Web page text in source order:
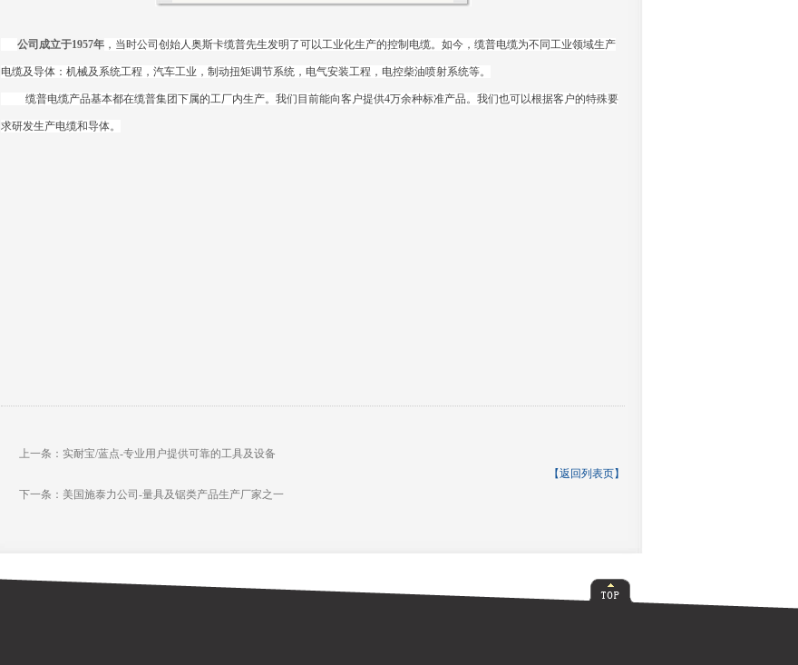
公司成立于1957年 ，当时公司创始人奥斯卡缆普先生发明了可以工业化生产的控制电缆。如今，缆普电缆为不同工业领域生产
电缆及导体：机械及系统工程，汽车工业，制动扭矩调节系统，电气安装工程，电控柴油喷射系统等。
缆普电缆产品基本都在缆普集团下属的工厂内生产。我们目前能向客户提供4万余种标准产品。我们也可以根据客户的特殊要
求研发生产电缆和导体。
上一条：实耐宝/蓝点-专业用户提供可靠的工具及设备
下一条：美国施泰力公司-量具及锯类产品生产厂家之一
【返回列表页】